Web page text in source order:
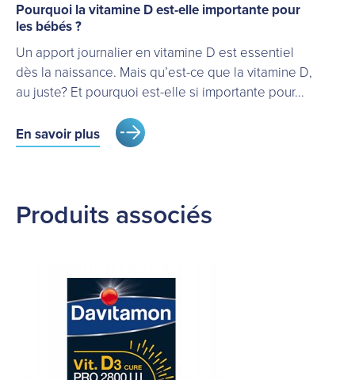
Pourquoi la vitamine D est-elle importante pour
les bébés ?
Un apport journalier en vitamine D est essentiel
dès la naissance. Mais qu’est-ce que la vitamine D,
au juste? Et pourquoi est-elle si importante pour...
En savoir plus
Produits associés